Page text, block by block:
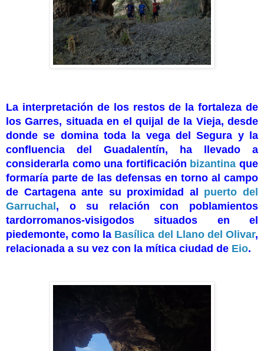
La interpretación de los restos de la fortaleza de
los Garres, situada en el quijal de la Vieja, desde
donde se domina toda la vega del Segura y la
confluencia del Guadalentín, ha llevado a
considerarla como una fortificación bizantina que
formaría parte de las defensas en torno al campo
de Cartagena ante su proximidad al puerto del
Garruchal , o su relación con poblamientos
tardorromanos-visigodos situados en el
piedemonte, como la Basílica del Llano del Olivar,
relacionada a su vez con la mítica ciudad de Eio.